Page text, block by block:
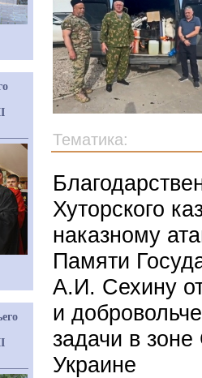
Тематика:
Хуторского
наказному
Памяти
А.И. Сехину
и
задачи в
Украине